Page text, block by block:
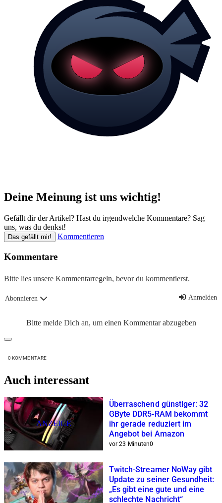
Deine Meinung ist uns wichtig!
Gefällt dir der Artikel? Hast du irgendwelche Kommentare? Sag
uns, was du denkst!
Das gefällt mir! Kommentieren
Kommentare
Bitte lies unsere Kommentarregeln, bevor du kommentierst.
Abonnieren Anmelden
Bitte melde Dich an, um einen Kommentar abzugeben
0 KOMMENTARE
Auch interessant
ANZEIGE
Überraschend günstiger: 32
GByte DDR5-RAM bekommt
ihr gerade reduziert im
Angebot bei Amazon
vor 23 Minuten0
Twitch-Streamer NoWay gibt
Update zu seiner Gesundheit:
„Es gibt eine gute und eine
schlechte Nachricht“